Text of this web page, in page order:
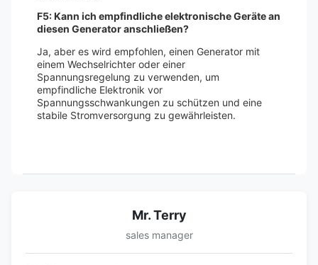
F5: Kann ich empfindliche elektronische Geräte an
diesen Generator anschließen?
Ja, aber es wird empfohlen, einen Generator mit
einem Wechselrichter oder einer
Spannungsregelung zu verwenden, um
empfindliche Elektronik vor
Spannungsschwankungen zu schützen und eine
stabile Stromversorgung zu gewährleisten.
Mr. Terry
sales manager